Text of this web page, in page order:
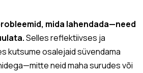
mida lahendada—need
Selles reflektiivses ja
kutsume osalejaid süvendama
neid maha surudes või